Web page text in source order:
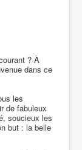
? À
dans ce
les
de fabuleux
soucieux les
but : la belle